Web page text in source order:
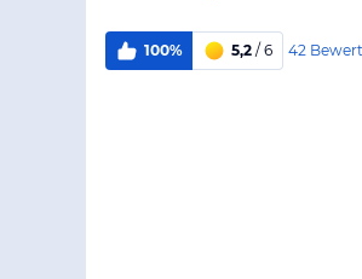
100% 5,2 / 6 42